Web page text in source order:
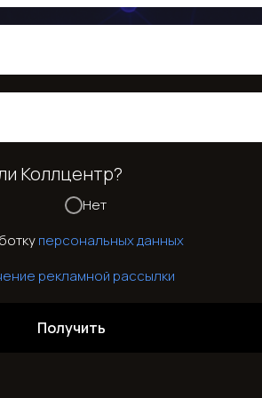
Коллцентр?
Нет
персональных данных
рекламной рассылки
Получить